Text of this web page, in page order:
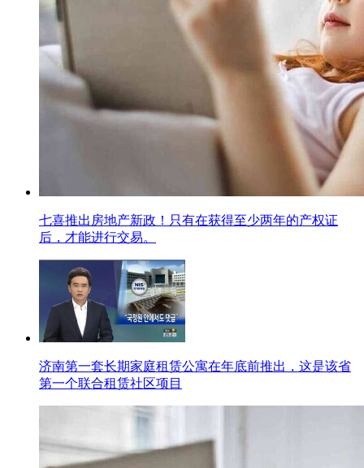
七喜推出房地产新政！只有在获得至少两年的产权证
后，才能进行交易。
济南第一套长期家庭租赁公寓在年底前推出，这是该省
第一个联合租赁社区项目